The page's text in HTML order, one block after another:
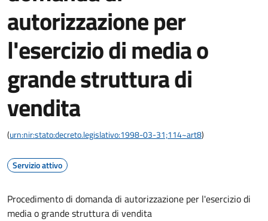
autorizzazione per
l'esercizio di media o
grande struttura di
vendita
(urn:nir:stato:decreto.legislativo:1998-03-31;114~art8)
Servizio attivo
Procedimento di domanda di autorizzazione per l'esercizio di
media o grande struttura di vendita